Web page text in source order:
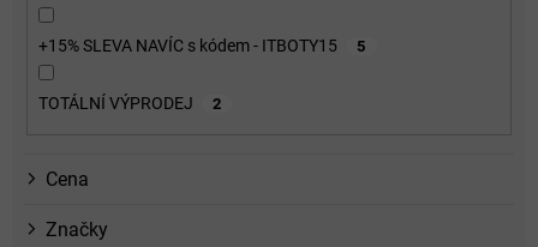
+15% SLEVA NAVÍC s kódem - ITBOTY15 5
TOTÁLNÍ VÝPRODEJ 2
Cena
Značky